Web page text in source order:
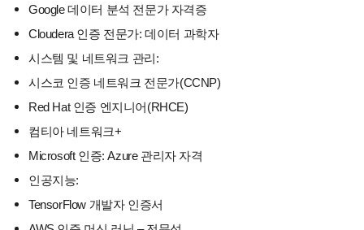
Google 데이터 분석 전문가 자격증
Cloudera 인증 전문가: 데이터 과학자
시스템 및 네트워크 관리:
시스코 인증 네트워크 전문가(CCNP)
Red Hat 인증 엔지니어(RHCE)
컴티아 네트워크+
Microsoft 인증: Azure 관리자 자격
인공지능:
TensorFlow 개발자 인증서